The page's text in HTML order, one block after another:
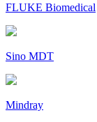
FLUKE Biomedical
Sino MDT
Mindray